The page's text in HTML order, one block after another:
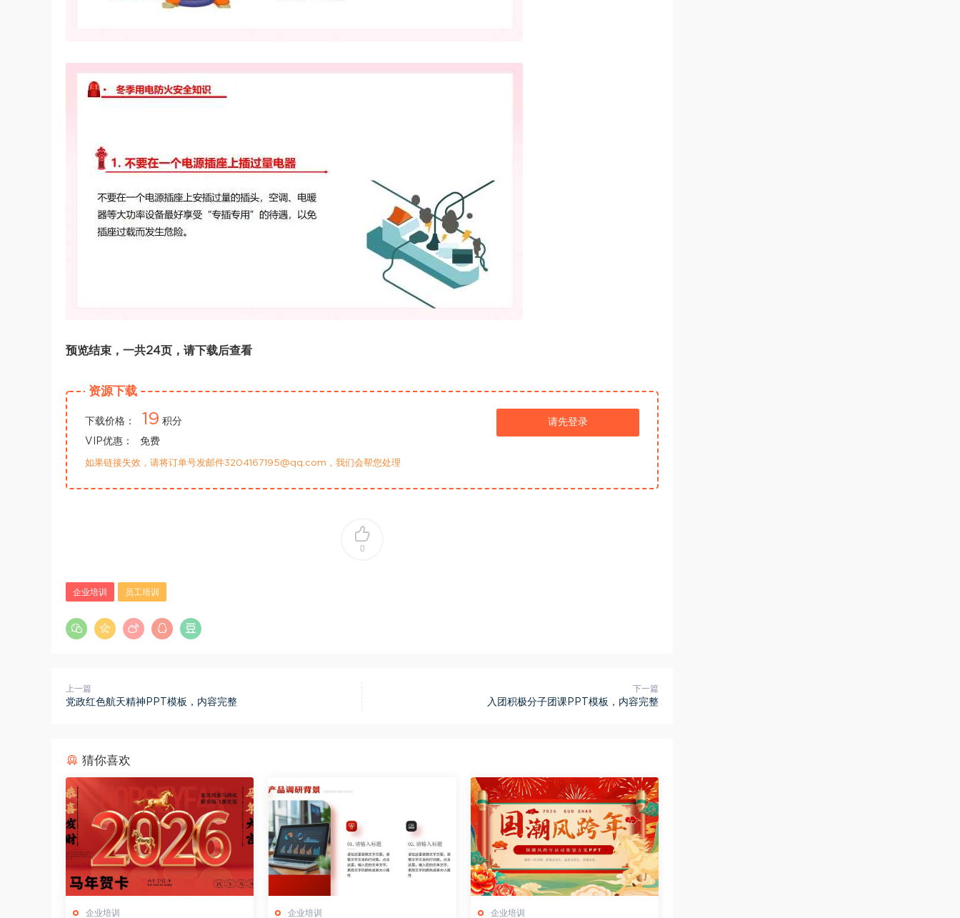
预览结束，一共24页，请下载后查看
资源下载
下载价格： 19 积分
VIP优惠：
免费
请先登录
如果链接失效，请将订单号发邮件3204167195@qq.com，我们会帮您处理
0
企业培训 员工培训
上一篇
党政红色航天精神PPT模板，内容完整
下一篇
入团积极分子团课PPT模板，内容完整
猜你喜欢
企业培训 企业培训 企业培训